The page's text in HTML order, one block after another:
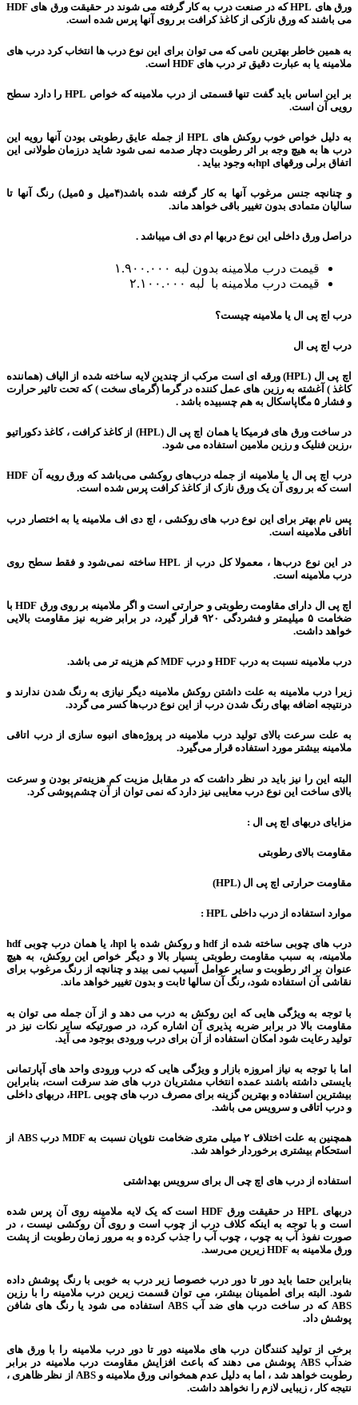
ورق های HPL که در صنعت درب به کار گرفته می شوند در حقیقت ورق های HDF
می باشند که ورق نازکی از کاغذ کرافت بر روی آنها پرس شده است.
به همین خاطر بهترین نامی که می توان برای این نوع درب ها انتخاب کرد درب های
ملامینه یا به عبارت دقیق تر درب های HDF است.
بر این اساس باید گفت تنها قسمتی از درب ملامینه که خواص HPL را دارد سطح
رویی آن است.
به دلیل خواص خوب روکش های HPL از جمله عایق رطوبتی بودن آنها رویه این
درب ها به هیچ وجه بر اثر رطوبت دچار صدمه نمی شود شاید درزمان طولانی این
اتفاق برلی ورقهای hplبه وجود بیاید .
و چنانچه جنس مرغوب آنها به کار گرفته شده باشد(۴میل و ۵میل) رنگ آنها تا
سالیان متمادی بدون تغییر باقی خواهد ماند.
دراصل ورق داخلی این نوع دربها ام دی اف میباشد .
قیمت درب ملامینه بدون لبه ۱.۹۰۰.۰۰۰
قیمت درب ملامینه با لبه ۲.۱۰۰.۰۰۰
درب اچ پی ال یا ملامینه چیست؟
درب اچ پی ال
اچ پی ال (HPL) ورقه ای است مرکب از چندین لایه ساخته شده از الیاف (هماننده
کاغذ ) آغشته به رزین های عمل کننده در گرما (گرمای سخت ) که تحت تاثیر حرارت
و فشار ۵ مگاپاسکال به هم چسبیده باشد .
در ساخت ورق های فرمیکا یا همان اچ پی ال (HPL) از کاغذ کرافت ، کاغذ دکوراتیو
،رزین فنلیک و رزین ملامین استفاده می شود.
درب اچ پی ال یا ملامینه از جمله درب‌های روکشی می‌باشد که ورق رویه آن HDF
است که بر روی آن یک ورق نازک از کاغذ کرافت پرس شده است.
پس نام بهتر برای این نوع درب های روکشی ، اچ دی اف ملامینه یا به اختصار درب
اتاقی ملامینه است.
در این نوع درب‌ها ، معمولا کل درب از HPL ساخته نمی‌شود و فقط سطح روی
درب ملامینه است.
اچ پی ال دارای مقاومت رطوبتی و حرارتی است و اگر ملامینه بر روی ورق HDF با
ضخامت ۵ میلیمتر و فشردگی ۹۲۰ قرار گیرد، در برابر ضربه نیز مقاومت بالایی
خواهد داشت.
درب ملامینه نسبت به درب HDF و درب MDF کم هزینه تر می باشد.
زیرا درب ملامینه به علت داشتن روکش ملامینه دیگر نیازی به رنگ شدن ندارند و
درنتیجه اضافه بهای رنگ شدن درب از این نوع درب‌ها کسر می گردد.
به علت سرعت بالای تولید درب ملامینه در پروژه‌های انبوه سازی از درب اتاقی
ملامینه بیشتر مورد استفاده قرار می‌گیرد.
البته این را نیز باید در نظر داشت که در مقابل مزیت کم هزینه‌تر بودن و سرعت
بالای ساخت این نوع درب معایبی نیز دارد که نمی توان از آن چشم‌پوشی کرد.
مزایای دربهای اچ پی ال :
مقاومت بالای رطوبتی
مقاومت حرارتی اچ پی ال (HPL)
موارد استفاده از درب داخلی HPL :
درب های چوبی ساخته شده از hdf و روکش شده با hpl، یا همان درب چوبی hdf
ملامینه، به سبب مقاومت رطوبتی بسیار بالا و دیگر خواص این روکش، به هیچ
عنوان بر اثر رطوبت و سایر عوامل آسیب نمی بیند و چنانچه از رنگ مرغوب برای
نقاشی آن استفاده شود، رنگ آن سالها ثابت و بدون تغییر خواهد ماند.
با توجه به ویژگی هایی که این روکش به درب می دهد و از آن جمله می توان به
مقاومت بالا در برابر ضربه پذیری آن اشاره کرد، در صورتیکه سایر نکات نیز در
تولید رعایت شود امکان استفاده از آن برای درب ورودی بوجود می آید.
اما با توجه به نیاز امروزه بازار و ویژگی هایی که درب ورودی واحد های آپارتمانی
بایستی داشته باشند عمده انتخاب مشتریان درب های ضد سرقت است، بنابراین
بیشترین استفاده و بهترین گزینه برای مصرف درب های چوبی HPL، دربهای داخلی
و درب اتاقی و سرویس می باشد.
همچنین به علت اختلاف ۲ میلی متری ضخامت نئوپان نسبت به MDF درب ABS از
استحکام بیشتری برخوردار خواهد شد.
استفاده از درب های اچ چی ال برای سرویس بهداشتی
دربهای HPL در حقیقت ورق HDF است که یک لایه ملامینه روی آن پرس شده
است و با توجه به اینکه کلاف درب از چوب است و روی آن روکشی نیست ، در
صورت نفوذ آب به چوب ، چوب آب را جذب کرده و به مرور زمان رطوبت از پشت
ورق ملامینه به HDF زیرین می‌رسد.
بنابراین حتما باید دور تا دور درب خصوصا زیر درب به خوبی با رنگ پوشش داده
شود. البته برای اطمینان بیشتر، می توان قسمت زیرین درب ملامینه را با رزین
ABS که در ساخت درب های ضد آب ABS استفاده می شود یا رنگ های شافن
پوشش داد.
برخی از تولید کنندگان درب های ملامینه دور تا دور درب ملامینه را با ورق های
ضدآب ABS پوشش می دهند که باعث افزایش مقاومت درب ملامینه در برابر
رطوبت خواهد شد ، اما به دلیل عدم همخوانی ورق ملامینه و ABS از نظر ظاهری ،
نتیجه کار ، زیبایی لازم را نخواهد داشت.